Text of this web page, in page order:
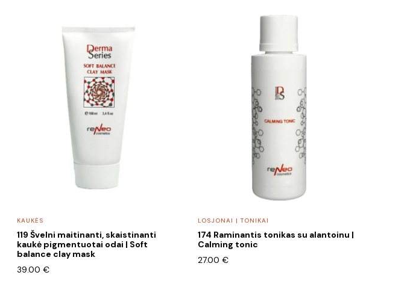
KAUKĖS
119 Švelni maitinanti, skaistinanti
kaukė pigmentuotai odai | Soft
balance clay mask
39.00 €
LOSJONAI | TONIKAI
174 Raminantis tonikas su alantoinu |
Calming tonic
27.00 €